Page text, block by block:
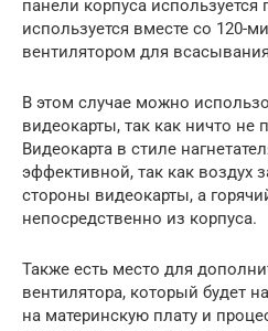
панели корпуса
используется вместе со 120-
вентилятором для
В этом случае можно
видеокарты, так как ничто не
Видеокарта в стиле
эффективной, так как воздух
стороны видеокарты, а
непосредственно из корпуса.
Также есть место для
вентилятора, который будет
на материнскую плату и